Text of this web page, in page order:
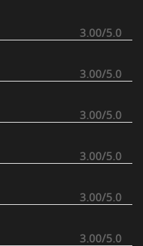
3.00/5.0
3.00/5.0
3.00/5.0
3.00/5.0
3.00/5.0
3.00/5.0